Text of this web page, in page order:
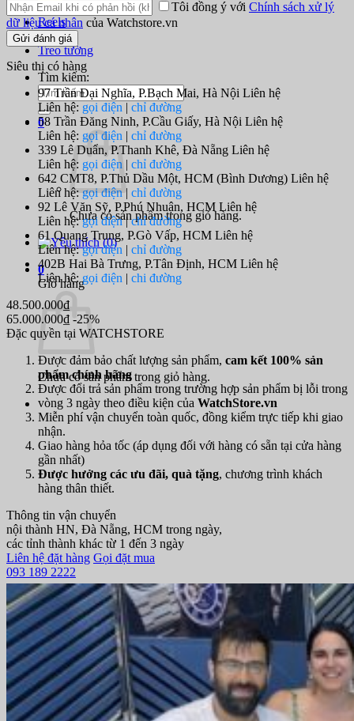
Nữ
Reels
Để bàn
Treo tường
Tìm kiếm:
0
Chưa có sản phẩm trong giỏ hàng.
(0)
0
Giỏ hàng
Chưa có sản phẩm trong giỏ hàng.
Tôi đồng ý với Chính sách xử lý
dữ liệu cá nhân của Watchstore.vn
Gửi đánh giá
Siêu thị có hàng
97 Trần Đại Nghĩa, P.Bạch Mai, Hà Nội Liên hệ
Liên hệ: gọi điện | chỉ đường
58 Trần Đăng Ninh, P.Cầu Giấy, Hà Nội Liên hệ
Liên hệ: gọi điện | chỉ đường
339 Lê Duẩn, P.Thanh Khê, Đà Nẵng Liên hệ
Liên hệ: gọi điện | chỉ đường
642 CMT8, P.Thủ Dầu Một, HCM (Bình Dương) Liên hệ
Liên hệ: gọi điện | chỉ đường
92 Lê Văn Sỹ, P.Phú Nhuận, HCM Liên hệ
Liên hệ: gọi điện|chỉ đường
61 Quang Trung, P.Gò Vấp, HCM Liên hệ
Liên hệ: gọi điện | chỉ đường
402B Hai Bà Trưng, P.Tân Định, HCM Liên hệ
Liên hệ: gọi điện | chi đường
48.500.000₫
65.000.000₫ -25%
Đặc quyền tại WATCHSTORE
Được đảm bảo chất lượng sản phẩm, cam kết 100% sản
phẩm chính hãng
Được đổi trả sản phẩm trong trường hợp sản phẩm bị lỗi trong
vòng 3 ngày theo điều kiện của WatchStore.vn
Miễn phí vận chuyển toàn quốc, đồng kiểm trực tiếp khi giao
nhận.
Giao hàng hỏa tốc (áp dụng đối với hàng có sẵn tại cửa hàng
gần nhất)
Được hưởng các ưu đãi, quà tặng, chương trình khách
hàng thân thiết.
Thông tin vận chuyển
nội thành HN, Đà Nẵng, HCM trong ngày,
các tỉnh thành khác từ 1 đến 3 ngày
Liên hệ đặt hàng Gọi đặt mua
093 189 2222